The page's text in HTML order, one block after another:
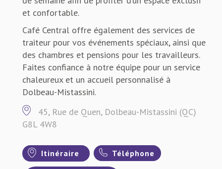
et confortable.
Café Central offre également des services de
traiteur pour vos événements spéciaux, ainsi que
des chambres et pensions pour les travailleurs.
Faites confiance à notre équipe pour un service
chaleureux et un accueil personnalisé à
Dolbeau-Mistassini.
45, Rue de Quen, Dolbeau-Mistassini (QC)
G8L 4W8
Itinéraire Téléphone